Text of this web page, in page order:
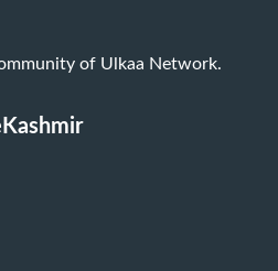
of Ulkaa Network.